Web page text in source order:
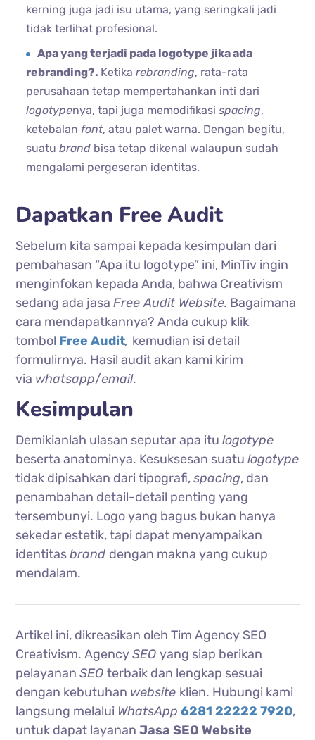
kerning juga jadi isu utama, yang seringkali jadi
tidak terlihat profesional.
Apa yang terjadi pada logotype jika ada
rebranding?. Ketikarebranding, rata-rata
perusahaan tetap mempertahankan inti dari
logotypenya, tapi juga memodifikasispacing,
ketebalan font, atau palet warna. Dengan begitu,
suatubrand bisa tetap dikenal walaupun sudah
mengalami pergeseran identitas.
Dapatkan Free Audit
Sebelum kita sampai kepada kesimpulan dari
pembahasan “Apa itu logotype” ini, MinTiv ingin
menginfokan kepada Anda, bahwa Creativism
sedang ada jasaFree Audit Website. Bagaimana
cara mendapatkannya? Anda cukup klik
tombol Free Audit, kemudian isi detail
formulirnya. Hasil audit akan kami kirim
via whatsapp/email.
Kesimpulan
Demikianlah ulasan seputar apa itulogotype
beserta anatominya. Kesuksesan suatulogotype
tidak dipisahkan dari tipografi,spacing, dan
penambahan detail-detail penting yang
tersembunyi. Logo yang bagus bukan hanya
sekedar estetik, tapi dapat menyampaikan
identitasbrand dengan makna yang cukup
mendalam.
Artikel ini, dikreasikan oleh Tim Agency SEO
Creativism. AgencySEOyang siap berikan
pelayananSEOterbaik dan lengkap sesuai
dengan kebutuhan website klien. Hubungi kami
langsung melalui WhatsApp 6281 22222 7920,
untuk dapat layananJasa SEO Website